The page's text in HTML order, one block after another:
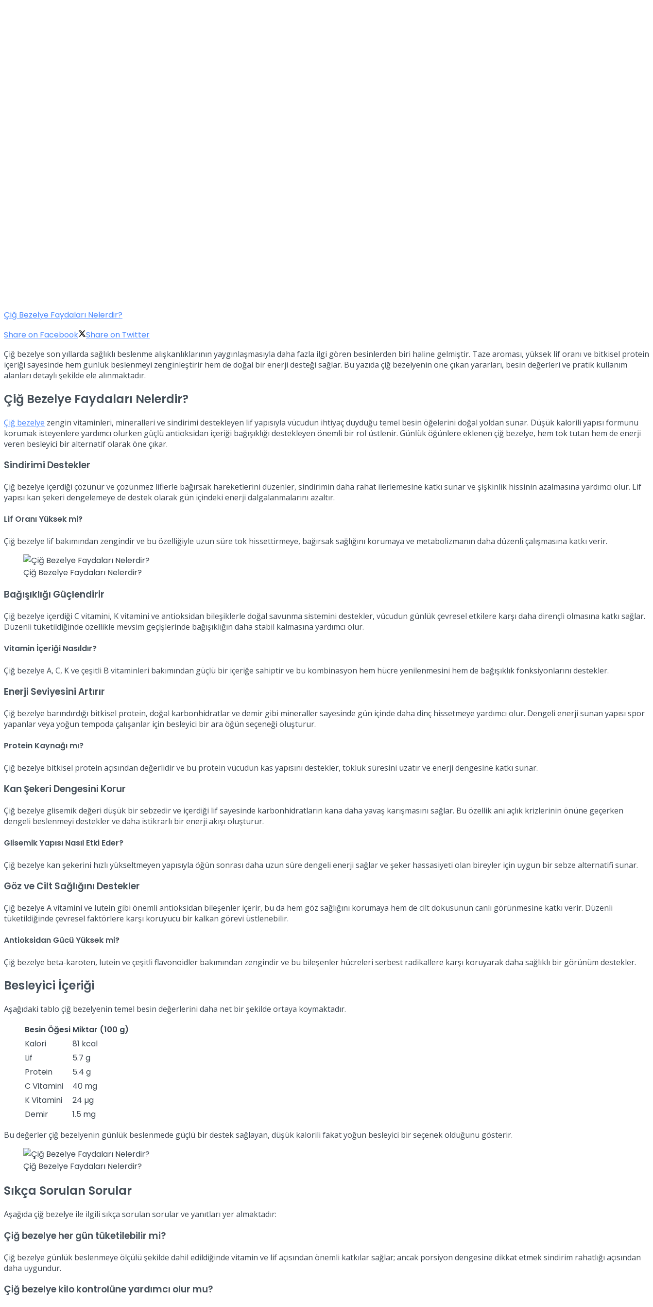
Çiğ Bezelye Faydaları Nelerdir?
Share on Facebook
Share on Twitter
Çiğ bezelye son yıllarda sağlıklı beslenme alışkanlıklarının yaygınlaşmasıyla daha fazla ilgi gören besinlerden biri haline gelmiştir. Taze aroması, yüksek lif oranı ve bitkisel protein
içeriği sayesinde hem günlük beslenmeyi zenginleştirir hem de doğal bir enerji desteği sağlar. Bu yazıda çiğ bezelyenin öne çıkan yararları, besin değerleri ve pratik kullanım
alanları detaylı şekilde ele alınmaktadır.
Çiğ Bezelye Faydaları Nelerdir?
Çiğ bezelye zengin vitaminleri, mineralleri ve sindirimi destekleyen lif yapısıyla vücudun ihtiyaç duyduğu temel besin öğelerini doğal yoldan sunar. Düşük kalorili yapısı formunu
korumak isteyenlere yardımcı olurken güçlü antioksidan içeriği bağışıklığı destekleyen önemli bir rol üstlenir. Günlük öğünlere eklenen çiğ bezelye, hem tok tutan hem de enerji
veren besleyici bir alternatif olarak öne çıkar.
Sindirimi Destekler
Çiğ bezelye içerdiği çözünür ve çözünmez liflerle bağırsak hareketlerini düzenler, sindirimin daha rahat ilerlemesine katkı sunar ve şişkinlik hissinin azalmasına yardımcı olur. Lif
yapısı kan şekeri dengelemeye de destek olarak gün içindeki enerji dalgalanmalarını azaltır.
Lif Oranı Yüksek mi?
Çiğ bezelye lif bakımından zengindir ve bu özelliğiyle uzun süre tok hissettirmeye, bağırsak sağlığını korumaya ve metabolizmanın daha düzenli çalışmasına katkı verir.
Çiğ Bezelye Faydaları Nelerdir?
Bağışıklığı Güçlendirir
Çiğ bezelye içerdiği C vitamini, K vitamini ve antioksidan bileşiklerle doğal savunma sistemini destekler, vücudun günlük çevresel etkilere karşı daha dirençli olmasına katkı sağlar.
Düzenli tüketildiğinde özellikle mevsim geçişlerinde bağışıklığın daha stabil kalmasına yardımcı olur.
Vitamin İçeriği Nasıldır?
Çiğ bezelye A, C, K ve çeşitli B vitaminleri bakımından güçlü bir içeriğe sahiptir ve bu kombinasyon hem hücre yenilenmesini hem de bağışıklık fonksiyonlarını destekler.
Enerji Seviyesini Artırır
Çiğ bezelye barındırdığı bitkisel protein, doğal karbonhidratlar ve demir gibi mineraller sayesinde gün içinde daha dinç hissetmeye yardımcı olur. Dengeli enerji sunan yapısı spor
yapanlar veya yoğun tempoda çalışanlar için besleyici bir ara öğün seçeneği oluşturur.
Protein Kaynağı mı?
Çiğ bezelye bitkisel protein açısından değerlidir ve bu protein vücudun kas yapısını destekler, tokluk süresini uzatır ve enerji dengesine katkı sunar.
Kan Şekeri Dengesini Korur
Çiğ bezelye glisemik değeri düşük bir sebzedir ve içerdiği lif sayesinde karbonhidratların kana daha yavaş karışmasını sağlar. Bu özellik ani açlık krizlerinin önüne geçerken
dengeli beslenmeyi destekler ve daha istikrarlı bir enerji akışı oluşturur.
Glisemik Yapısı Nasıl Etki Eder?
Çiğ bezelye kan şekerini hızlı yükseltmeyen yapısıyla öğün sonrası daha uzun süre dengeli enerji sağlar ve şeker hassasiyeti olan bireyler için uygun bir sebze alternatifi sunar.
Göz ve Cilt Sağlığını Destekler
Çiğ bezelye A vitamini ve lutein gibi önemli antioksidan bileşenler içerir, bu da hem göz sağlığını korumaya hem de cilt dokusunun canlı görünmesine katkı verir. Düzenli
tüketildiğinde çevresel faktörlere karşı koruyucu bir kalkan görevi üstlenebilir.
Antioksidan Gücü Yüksek mi?
Çiğ bezelye beta-karoten, lutein ve çeşitli flavonoidler bakımından zengindir ve bu bileşenler hücreleri serbest radikallere karşı koruyarak daha sağlıklı bir görünüm destekler.
Besleyici İçeriği
Aşağıdaki tablo çiğ bezelyenin temel besin değerlerini daha net bir şekilde ortaya koymaktadır.
Besin Öğesi Miktar (100 g)
Kalori
81 kcal
Lif
5.7 g
Protein
5.4 g
C Vitamini
40 mg
K Vitamini
24 µg
Demir
1.5 mg
Bu değerler çiğ bezelyenin günlük beslenmede güçlü bir destek sağlayan, düşük kalorili fakat yoğun besleyici bir seçenek olduğunu gösterir.
Çiğ Bezelye Faydaları Nelerdir?
Sıkça Sorulan Sorular
Aşağıda çiğ bezelye ile ilgili sıkça sorulan sorular ve yanıtları yer almaktadır:
Çiğ bezelye her gün tüketilebilir mi?
Çiğ bezelye günlük beslenmeye ölçülü şekilde dahil edildiğinde vitamin ve lif açısından önemli katkılar sağlar; ancak porsiyon dengesine dikkat etmek sindirim rahatlığı açısından
daha uygundur.
Çiğ bezelye kilo kontrolüne yardımcı olur mu?